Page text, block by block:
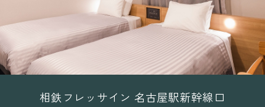
相鉄フレッサイン 名古屋駅新幹線口